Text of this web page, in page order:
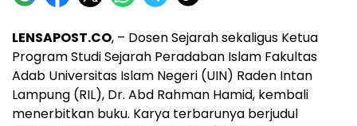
LENSAPOST.CO, – Dosen Sejarah sekaligus Ketua
Program Studi Sejarah Peradaban Islam Fakultas
Adab Universitas Islam Negeri (UIN) Raden Intan
Lampung (RIL), Dr. Abd Rahman Hamid, kembali
menerbitkan buku. Karya terbarunya berjudul